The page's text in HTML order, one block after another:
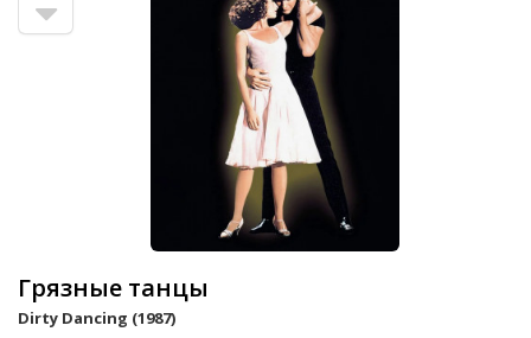
Грязные танцы
Dirty Dancing (1987)